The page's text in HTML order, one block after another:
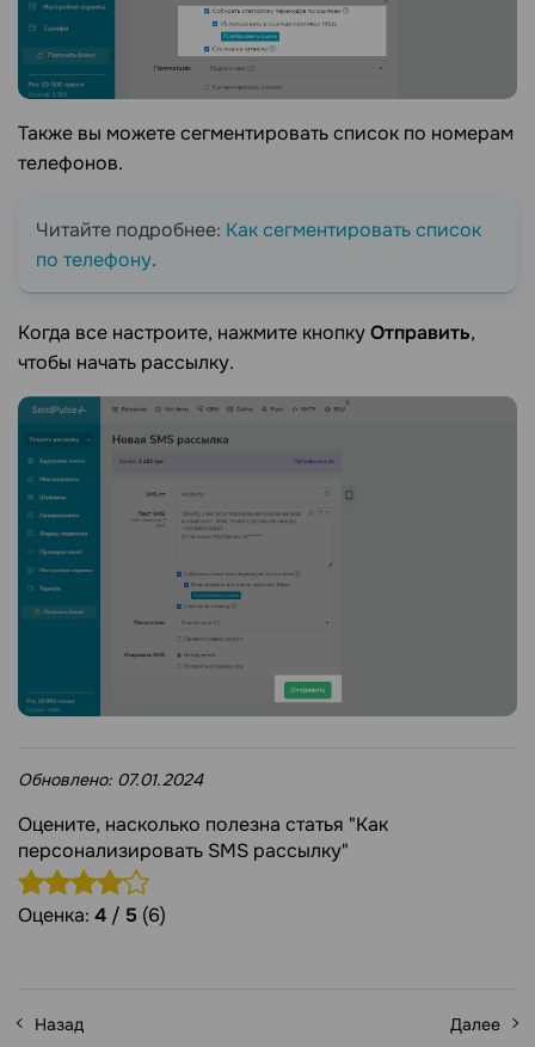
Также вы можете сегментировать список по номерам
телефонов.
Читайте подробнее: Как сегментировать список
по телефону.
Когда все настроите, нажмите кнопкуОтправить,
чтобы начать рассылку.
Обновлено: 07.01.2024
Оцените, насколько полезна статья "Как
персонализировать SMS рассылку"
Оценка: 4 / 5 (6)
Назад Далее